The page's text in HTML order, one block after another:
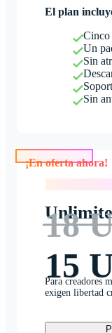
El plan
Cinco
Un
Sin
Sin
18
15
Para creadores
exigen libertad